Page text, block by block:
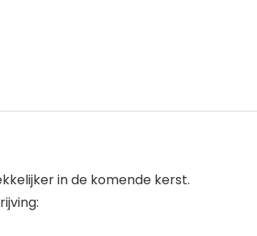
in de komende kerst.